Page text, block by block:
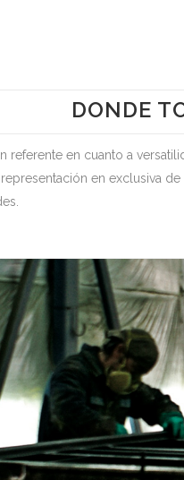
DONDE
referente en cuanto a
en exclusiva